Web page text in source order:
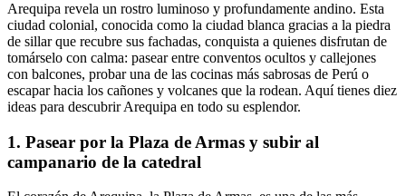
Arequipa revela un rostro luminoso y profundamente andino. Esta
ciudad colonial, conocida como la ciudad blanca gracias a la piedra
de sillar que recubre sus fachadas, conquista a quienes disfrutan de
tomárselo con calma: pasear entre conventos ocultos y callejones
con balcones, probar una de las cocinas más sabrosas de Perú o
escapar hacia los cañones y volcanes que la rodean. Aquí tienes diez
ideas para descubrir Arequipa en todo su esplendor.
1. Pasear por la Plaza de Armas y subir al
campanario de la catedral